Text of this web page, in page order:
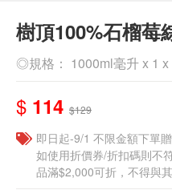
樹頂100%石榴莓
◎規格： 1000ml毫升 x 1 x
$ 114 $129
即日起-9/1 不限金額下單
如使用折價券/折扣碼則不
品滿$2,000可折，不得與